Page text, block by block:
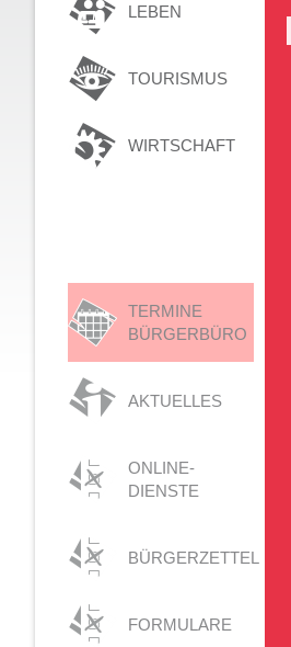
LEBEN
TOURISMUS
WIRTSCHAFT
TERMINE
BÜRGERBÜRO
AKTUELLES
ONLINE-
DIENSTE
BÜRGERZETTEL
FORMULARE